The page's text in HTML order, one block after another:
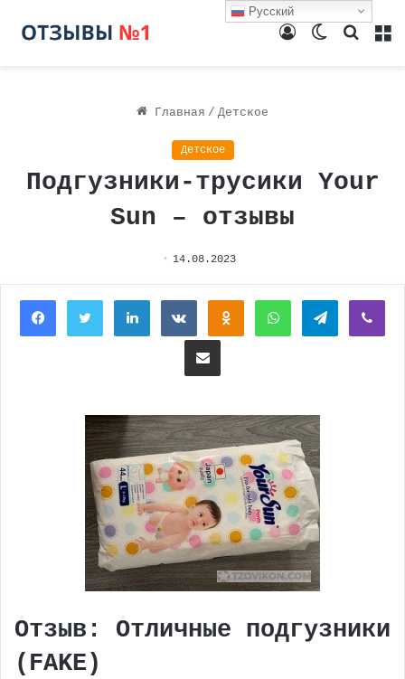
Поиск
Switch
Войти
Главная / Детское
Детское
Подгузники-трусики Your
Sun – отзывы
14.08.2023
FacebookTwitterLinkedInВконтактеОдноклассники
WhatsAppTelegram
Поделиться через электронную почту
Отзыв: Отличные подгузники
(FAKE)
Русский